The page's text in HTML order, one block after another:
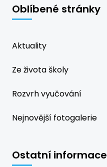
Oblíbené stránky
Aktuality
Ze života školy
Rozvrh vyučování
Nejnovější fotogalerie
Ostatní informace